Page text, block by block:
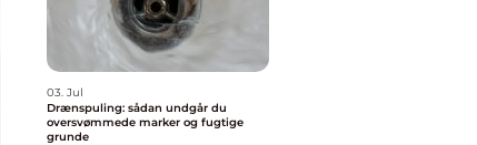
03. Jul
Drænspuling: sådan undgår du
oversvømmede marker og fugtige
grunde